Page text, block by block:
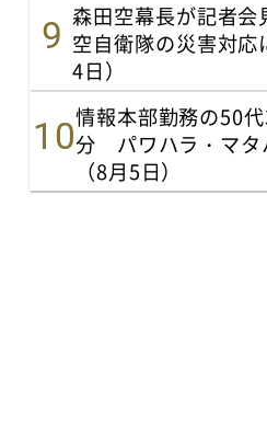
森田空幕長が記者
空自衛隊の災害対応
4日）
情報本部勤務の50
分 パワハラ・マタ
（8月5日）